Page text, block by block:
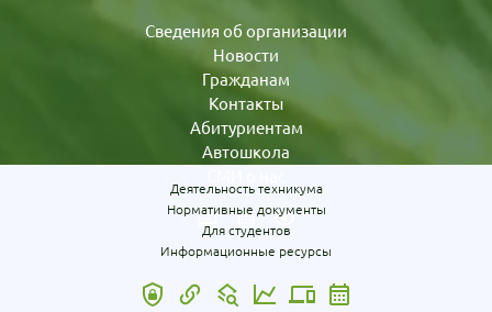
Сведения об организации
Новости
Гражданам
Контакты
Абитуриентам
Автошкола
Деятельность техникума
Нормативные документы
Для студентов
Информационные ресурсы